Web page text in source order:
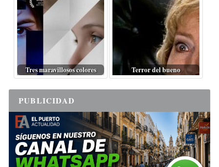
Tres maravillosos colores Terror del bueno
PUBLICIDAD